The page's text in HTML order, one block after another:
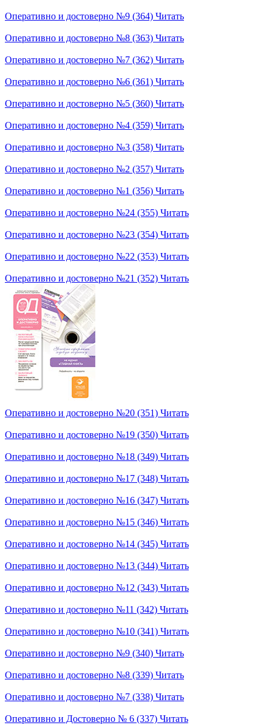
Оперативно и достоверно №9 (364) Читать
Оперативно и достоверно №8 (363) Читать
Оперативно и достоверно №7 (362) Читать
Оперативно и достоверно №6 (361) Читать
Оперативно и достоверно №5 (360) Читать
Оперативно и достоверно №4 (359) Читать
Оперативно и достоверно №3 (358) Читать
Оперативно и достоверно №2 (357) Читать
Оперативно и достоверно №1 (356) Читать
Оперативно и достоверно №24 (355) Читать
Оперативно и достоверно №23 (354) Читать
Оперативно и достоверно №22 (353) Читать
Оперативно и достоверно №21 (352) Читать
Оперативно и достоверно №20 (351) Читать
Оперативно и достоверно №19 (350) Читать
Оперативно и достоверно №18 (349) Читать
Оперативно и достоверно №17 (348) Читать
Оперативно и достоверно №16 (347) Читать
Оперативно и достоверно №15 (346) Читать
Оперативно и достоверно №14 (345) Читать
Оперативно и достоверно №13 (344) Читать
Оперативно и достоверно №12 (343) Читать
Оперативно и достоверно №11 (342) Читать
Оперативно и достоверно №10 (341) Читать
Оперативно и достоверно №9 (340) Читать
Оперативно и достоверно №8 (339) Читать
Оперативно и достоверно №7 (338) Читать
Оперативно и Достоверно № 6 (337) Читать